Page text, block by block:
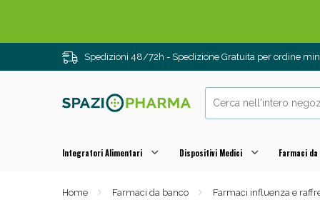
Spedizioni 48/72h - Spedizione Gratuita per ordine
Integratori Alimentari Dispositivi Medici Farmaci
Home Farmaci da banco Farmaci influenza e